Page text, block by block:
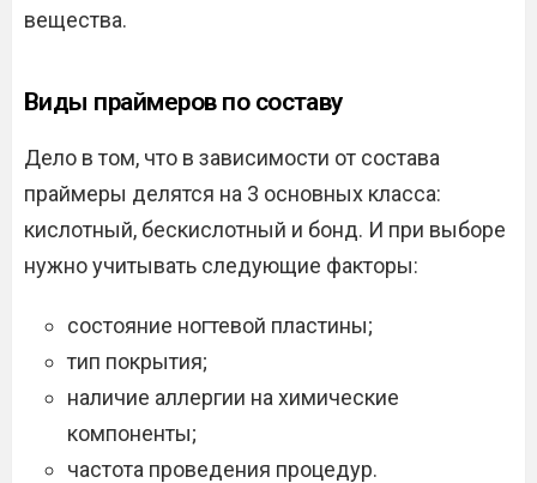
вещества.
Виды праймеров по составу
Дело в том, что в зависимости от состава
праймеры делятся на 3 основных класса:
кислотный, бескислотный и бонд. И при выборе
нужно учитывать следующие факторы:
состояние ногтевой пластины;
тип покрытия;
наличие аллергии на химические
компоненты;
частота проведения процедур.